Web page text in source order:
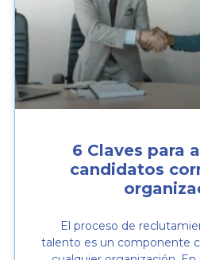
6 Claves para
candidatos
El proceso de
talento es un componente